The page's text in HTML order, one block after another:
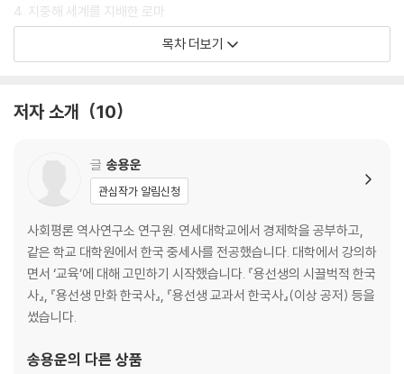
4. 지중해 세계를 지배한 로마
2단원 종교를 중심으로 지역 문화가 형성되다
3. 이슬람 제국이 동서 교역을 장악하다
3단원 동서 교류를 통해 발전을 이룩하다
1. 유라시아 대륙을 지배한 몽골 제국
2. 중국 문화의 절정, 명나라와 청나라
3. 인도와 서아시아의 화려한 제국들
4. 유럽이 새로운 세상에 눈을 뜨다
[도서] 용선생 교과서 세계사 2
절대 왕정부터 현대 세계까지
목차 더보기
저자 소개 10
글 송용운
관심작가 알림신청
사회평론 역사연구소 연구원. 연세대학교에서 경제학을 공부하고,
같은 학교 대학원에서 한국 중세사를 전공했습니다. 대학에서 강의하
면서 ‘교육’에 대해 고민하기 시작했습니다. 『용선생의 시끌벅적 한국
사』, 『용선생 만화 한국사』, 『용선생 교과서 한국사』(이상 공저) 등을
썼습니다.
송용운의 다른 상품